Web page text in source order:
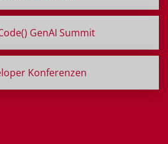
GenAI Summit
Konferenzen